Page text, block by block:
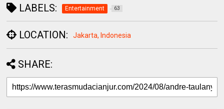
LABELS: Entertainment 63
LOCATION: Jakarta, Indonesia
SHARE: